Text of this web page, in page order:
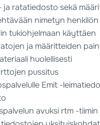
ja ratatiedosto sekä
nimetyn henkilön
tukiohjelmaan käyttäen
ja määritteiden
huolellisesti
pussitus
Emit -
avuksi rtm -tiimin